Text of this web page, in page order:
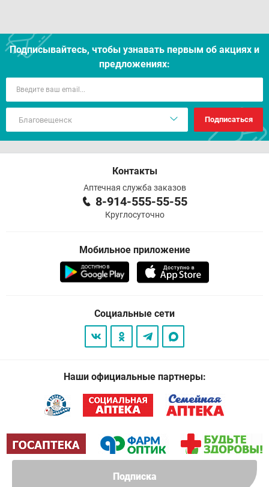
Подписка
Подписывайтесь, чтобы узнавать первым об акцияx и
предложениях:
Подписаться
Контакты
Аптечная служба заказов
8-914-555-55-55
Круглосуточно
Мобильное приложение
Социальные сети
Наши официальные партнеры: